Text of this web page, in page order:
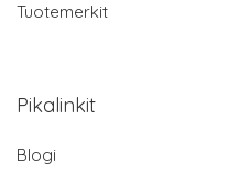
Tuotemerkit
Pikalinkit
Blogi